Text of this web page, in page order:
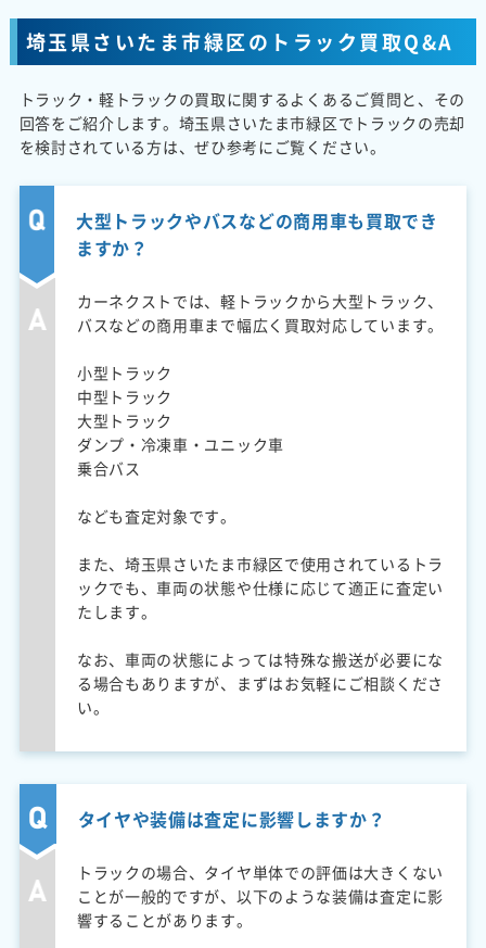
埼玉県さいたま市緑区のトラック買取Q&A
トラック・軽トラックの買取に関するよくあるご質問と、その
回答をご紹介します。埼玉県さいたま市緑区でトラックの売却
を検討されている方は、ぜひ参考にご覧ください。
大型トラックやバスなどの商用車も買取でき
ますか？
カーネクストでは、軽トラックから大型トラック、
バスなどの商用車まで幅広く買取対応しています。
小型トラック
中型トラック
大型トラック
ダンプ・冷凍車・ユニック車
乗合バス
なども査定対象です。
また、埼玉県さいたま市緑区で使用されているトラ
ックでも、車両の状態や仕様に応じて適正に査定い
たします。
なお、車両の状態によっては特殊な搬送が必要にな
る場合もありますが、まずはお気軽にご相談くださ
い。
タイヤや装備は査定に影響しますか？
トラックの場合、タイヤ単体での評価は大きくない
ことが一般的ですが、以下のような装備は査定に影
響することがあります。